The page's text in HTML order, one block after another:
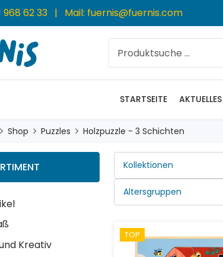
968 62 33 | Mail: fuernis@fuernis.com
STARTSEITE AKTUELLES
Shop Puzzles Holzpuzzle - 3 Schichten
Kreativ
TOP